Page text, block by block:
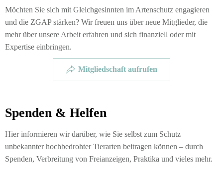
Möchten Sie sich mit Gleichgesinnten im Artenschutz engagieren
und die ZGAP stärken? Wir freuen uns über neue Mitglieder, die
mehr über unsere Arbeit erfahren und sich finanziell oder mit
Expertise einbringen.
Mitgliedschaft aufrufen
Spenden & Helfen
Hier informieren wir darüber, wie Sie selbst zum Schutz
unbekannter hochbedrohter Tierarten beitragen können – durch
Spenden, Verbreitung von Freianzeigen, Praktika und vieles mehr.